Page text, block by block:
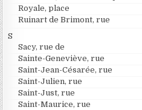
Royale, place
Ruinart de Brimont, rue
S
Sacy, rue de
Sainte-Geneviève, rue
Saint-Jean-Césarée, rue
Saint-Julien, rue
Saint-Just, rue
Saint-Maurice, rue